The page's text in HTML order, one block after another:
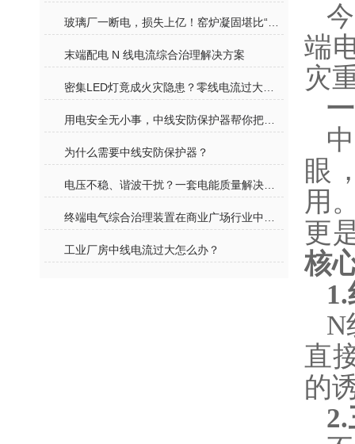
末端配电 N 线电流综合治理解决方案
为什么需要中线安防保护器？
工业厂房中线电流过大怎么办？
端
灾
眼
用
更
核
N
直
的